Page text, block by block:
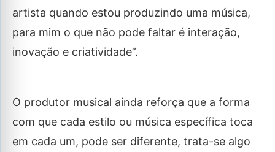
artista quando estou produzindo uma música,
para mim o que não pode faltar é interação,
inovação e criatividade”.
O produtor musical ainda reforça que a forma
com que cada estilo ou música específica toca
em cada um, pode ser diferente, trata-se algo